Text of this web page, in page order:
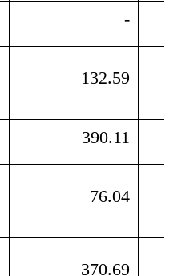
-
132.59
390.11
76.04
370.69